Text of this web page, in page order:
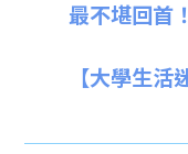
最不堪回首
【大學生